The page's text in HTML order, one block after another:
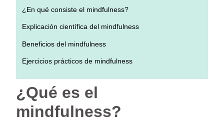
¿En qué consiste el mindfulness?
Explicación científica del mindfulness
Beneficios del mindfulness
Ejercicios prácticos de mindfulness
¿Qué es el
mindfulness?